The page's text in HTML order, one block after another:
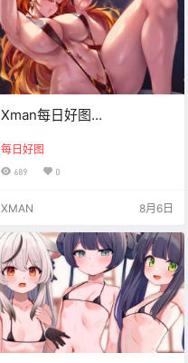
Xman每日好图
每日好图
689 0
XMAN 8月6日